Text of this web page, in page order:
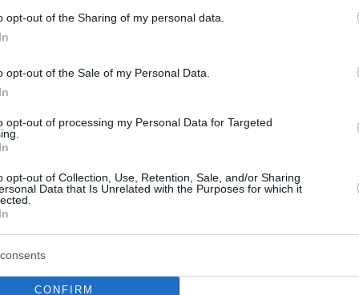
opt-out of the Sharing of my personal data.
opt-out of the Sale of my Personal Data.
opt-out of processing my Personal Data for Targeted
opt-out of Collection, Use, Retention, Sale, and/or Sharing
Data that Is Unrelated with the Purposes for which it
CONFIRM
Χαμ έβαλε πωλητήριο στον
διώχνει και Ουσίγιος
για τους πρώην ερυθρόλευκους στο Λονδίνο - Η
Ισπανού τερματοφύλακα τστην Premier League θα
άμεσα, ενώ σε δύσκολη θέση βρίσκεται και ο
Μάριο Ουσίγιος